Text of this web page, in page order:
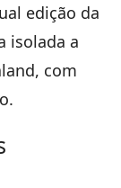
edição da
isolada a
com